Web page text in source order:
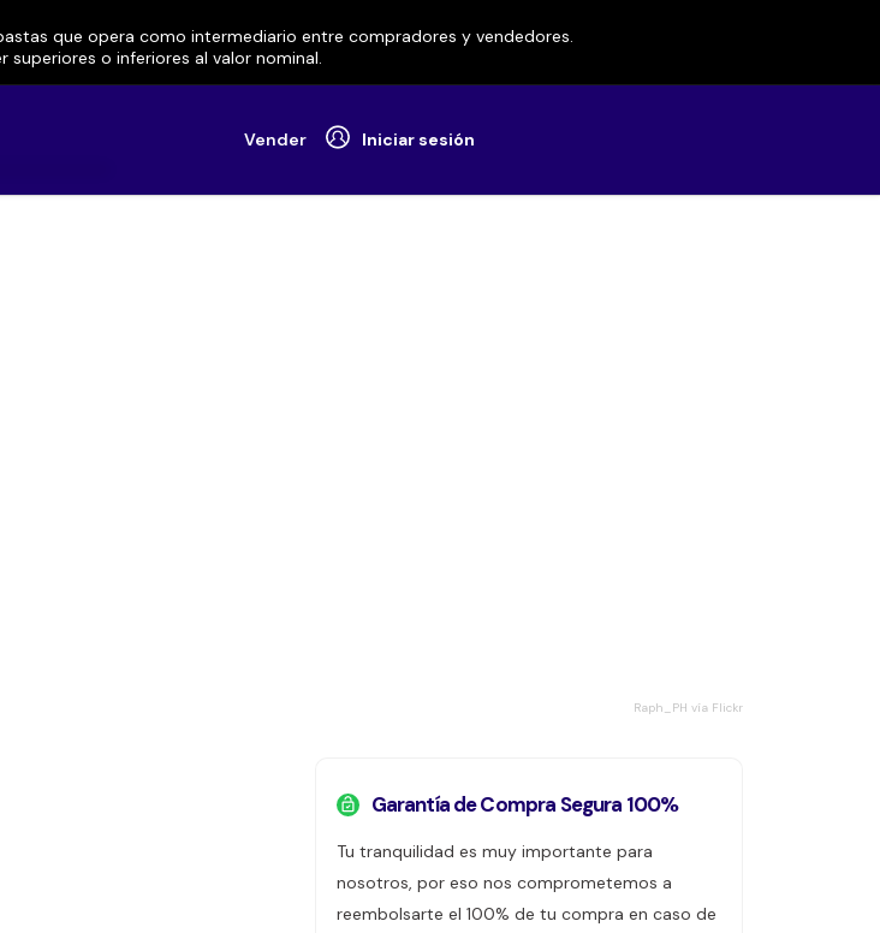
que opera como intermediario entre compradores y vendedores.
superiores o inferiores al valor nominal.
Vender Iniciar sesión
Raph_PH vía Flickr
Garantía de Compra Segura 100%
Tu tranquilidad es muy importante para
nosotros, por eso nos comprometemos a
reembolsarte el 100% de tu compra en caso de